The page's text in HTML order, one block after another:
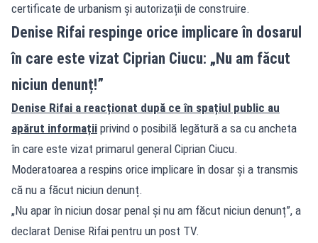
certificate de urbanism și autorizații de construire.
Denise Rifai respinge orice implicare în dosarul
în care este vizat Ciprian Ciucu: „Nu am făcut
niciun denunț!”
Denise Rifai a reacționat după ce în spațiul public au
apărut informații privind o posibilă legătură a sa cu ancheta
în care este vizat primarul general Ciprian Ciucu.
Moderatoarea a respins orice implicare în dosar și a transmis
că nu a făcut niciun denunț.
„Nu apar în niciun dosar penal și nu am făcut niciun denunț”, a
declarat Denise Rifai pentru un post TV.